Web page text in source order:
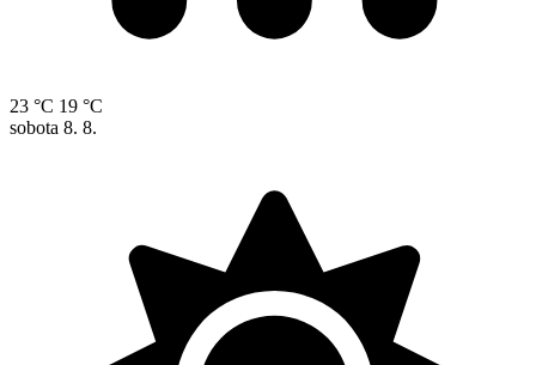
23 °C 19 °C
sobota 8. 8.